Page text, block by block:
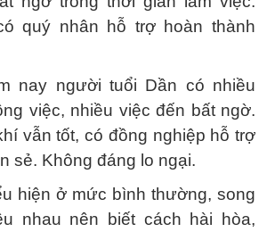
quý nhân hỗ trợ hoàn thành
nay người tuổi Dần có nhiều
việc, nhiều việc đến bất ngờ.
vẫn tốt, có đồng nghiệp hỗ trợ
sẻ. Không đáng lo ngại.
hiện ở mức bình thường, song
nhau nên biết cách hài hòa,